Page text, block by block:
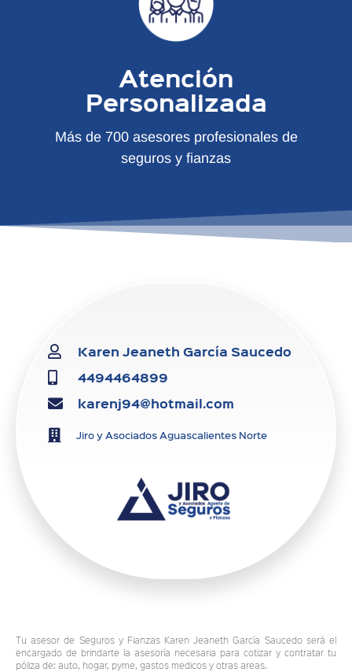
Atención
Personalizada
Más de 700 asesores profesionales de
seguros y fianzas
Karen Jeaneth García Saucedo
4494464899
karenj94@hotmail.com
Jiro y Asociados Aguascalientes Norte
Tu asesor de Seguros y Fianzas Karen Jeaneth García Saucedo será el
encargado de brindarte la asesoría necesaria para cotizar y contratar tu
póliza de: auto, hogar, pyme, gastos medicos y otras areas.